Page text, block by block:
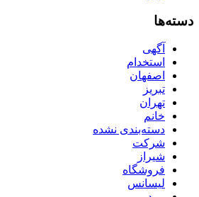
دسته‌ها
آگهی
استخدام
اصفهان
تبریز
تهران
خانم
دسته‌بندی نشده
شرکت
شیراز
فروشگاه
لیسانس